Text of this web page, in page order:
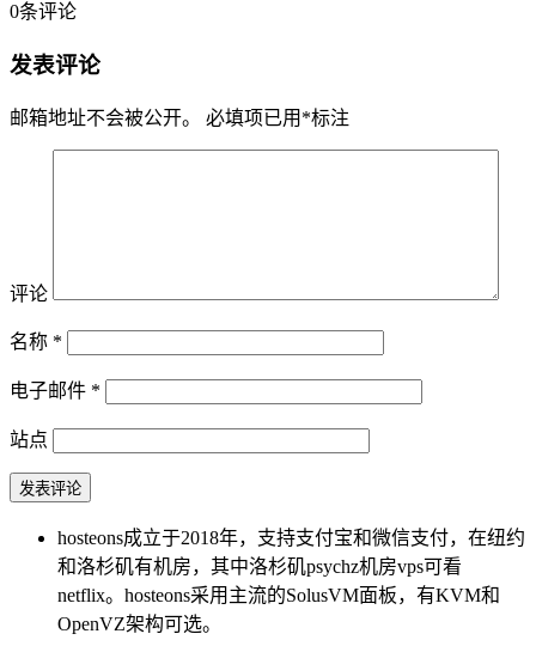
0条评论
发表评论
邮箱地址不会被公开。 必填项已用 *标注
评论
名称 *
电子邮件 *
站点
hosteons成立于2018年，支持支付宝和微信支付，在纽约
和洛杉矶有机房，其中洛杉矶psychz机房vps可看
netflix。hosteons采用主流的SolusVM面板，有KVM和
OpenVZ架构可选。